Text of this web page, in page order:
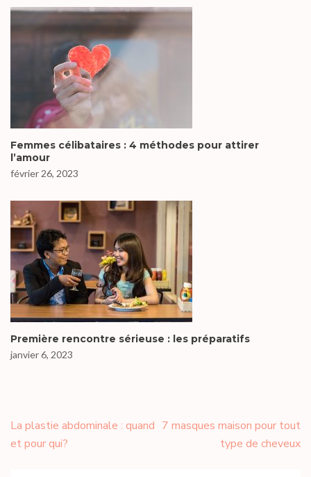
Femmes célibataires : 4 méthodes pour attirer
l’amour
février 26, 2023
Première rencontre sérieuse : les préparatifs
janvier 6, 2023
Navigation
de
La plastie abdominale : quand
et pour qui?
7 masques maison pour tout
type de cheveux